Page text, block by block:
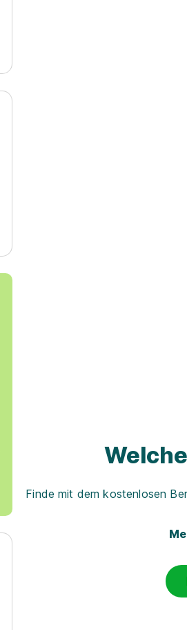
Finde mit dem kostenlosen